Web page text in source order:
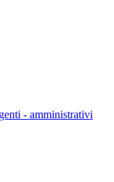
- amministrativi